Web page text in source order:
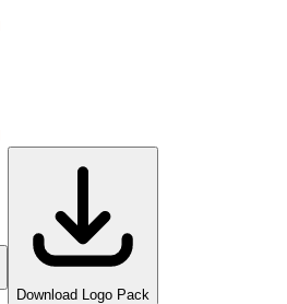
Download Logo Pack